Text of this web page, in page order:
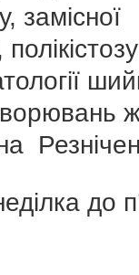
замісної
до